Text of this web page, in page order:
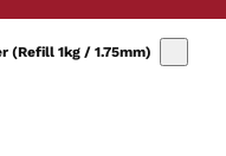
(Refill 1kg / 1.75mm)